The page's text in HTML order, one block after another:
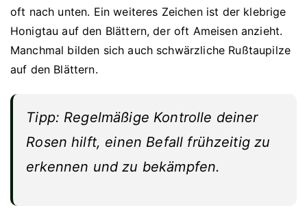
oft nach unten. Ein weiteres Zeichen ist der klebrige
Honigtau auf den Blättern, der oft Ameisen anzieht.
Manchmal bilden sich auch schwärzliche Rußtaupilze
auf den Blättern.
Tipp: Regelmäßige Kontrolle deiner
Rosen hilft, einen Befall frühzeitig zu
erkennen und zu bekämpfen.